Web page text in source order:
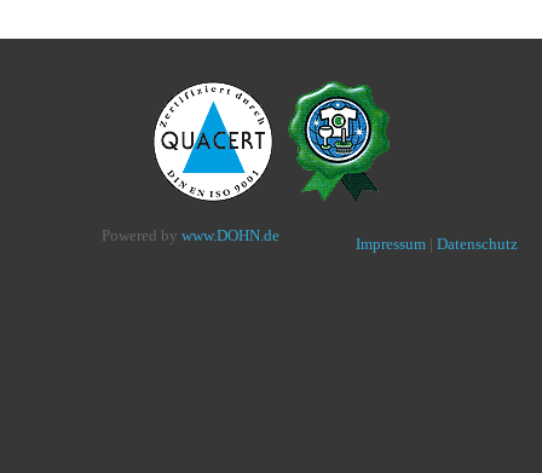
Impressum | Datenschutz
Powered by www.DOHN.de